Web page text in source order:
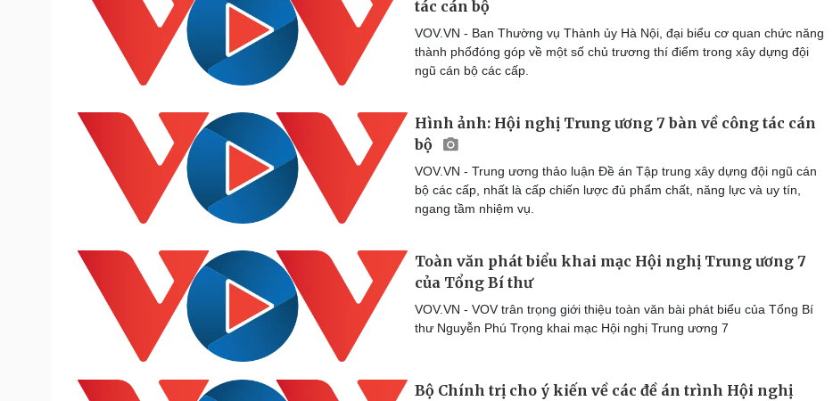
tác cán bộ
VOV.VN - Ban Thường vụ Thành ủy Hà Nội, đại biểu cơ quan chức năng
thành phốđóng góp về một số chủ trương thí điểm trong xây dựng đội
ngũ cán bộ các cấp.
Hình ảnh: Hội nghị Trung ương 7 bàn về công tác cán
bộ
VOV.VN - Trung ương thảo luận Đề án Tập trung xây dựng đội ngũ cán
bộ các cấp, nhất là cấp chiến lược đủ phẩm chất, năng lực và uy tín,
ngang tầm nhiệm vụ.
Toàn văn phát biểu khai mạc Hội nghị Trung ương 7
của Tổng Bí thư
VOV.VN - VOV trân trọng giới thiệu toàn văn bài phát biểu của Tổng Bí
thư Nguyễn Phú Trọng khai mạc Hội nghị Trung ương 7
Bộ Chính trị cho ý kiến về các đề án trình Hội nghị